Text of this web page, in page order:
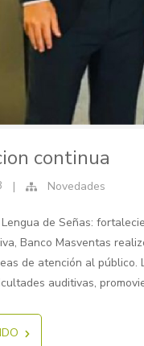
continua
| Novedades
de Señas:
Banco Masventas
de atención al
auditivas,